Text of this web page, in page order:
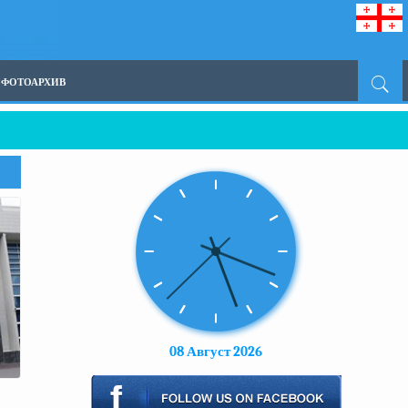
ФОТОАРХИВ
08 Август 2026